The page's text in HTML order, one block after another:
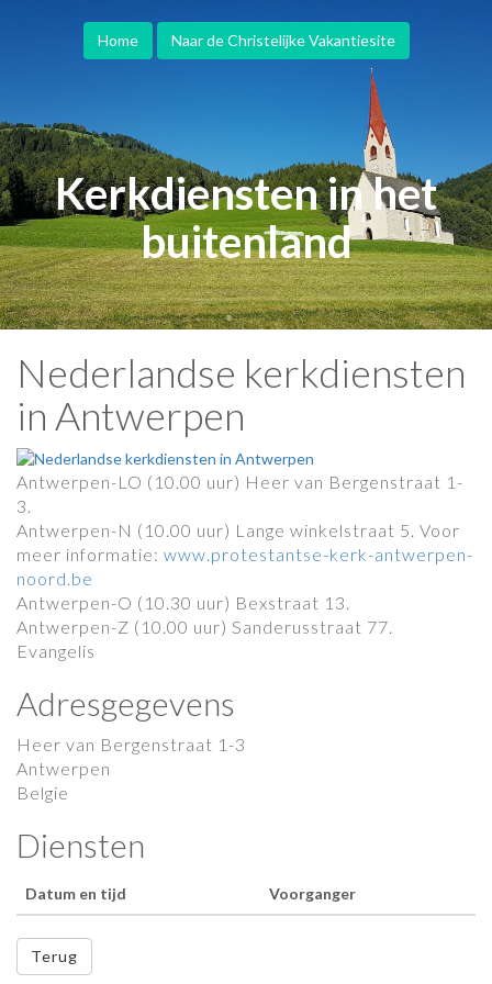
Home Naar de Christelijke Vakantiesite
Kerkdiensten in het
buitenland
Nederlandse kerkdiensten
in Antwerpen
Antwerpen-LO (10.00 uur) Heer van Bergenstraat 1-
3.
Antwerpen-N (10.00 uur) Lange winkelstraat 5. Voor
meer informatie: www.protestantse-kerk-antwerpen-
noord.be
Antwerpen-O (10.30 uur) Bexstraat 13.
Antwerpen-Z (10.00 uur) Sanderusstraat 77.
Evangelis
Adresgegevens
Heer van Bergenstraat 1-3
Antwerpen
Belgie
Diensten
Datum en tijd Voorganger
Terug